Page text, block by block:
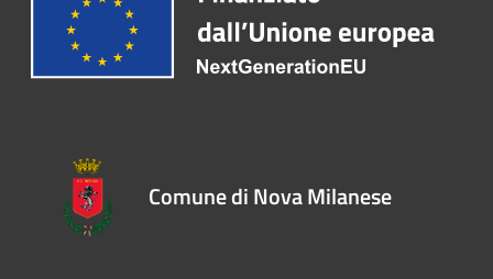
Comune di Nova Milanese